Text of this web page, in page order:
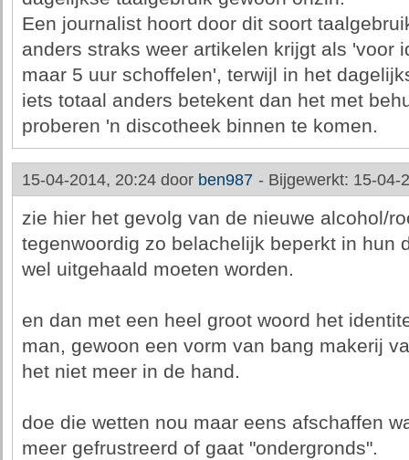
Een journalist hoort door dit soort
anders straks weer artikelen krijgt als 'voor
maar 5 uur schoffelen', terwijl in het
iets totaal anders betekent dan het met
proberen 'n discotheek binnen te komen.
15-04-2014, 20:24 door ben987 - Bijgewerkt: 15-04-
zie hier het gevolg van de nieuwe alcohol/
tegenwoordig zo belachelijk beperkt in hun
wel uitgehaald moeten worden.
en dan met een heel groot woord het
man, gewoon een vorm van bang makerij
het niet meer in de hand.
doe die wetten nou maar eens afschaffen
meer gefrustreerd of gaat "ondergronds".